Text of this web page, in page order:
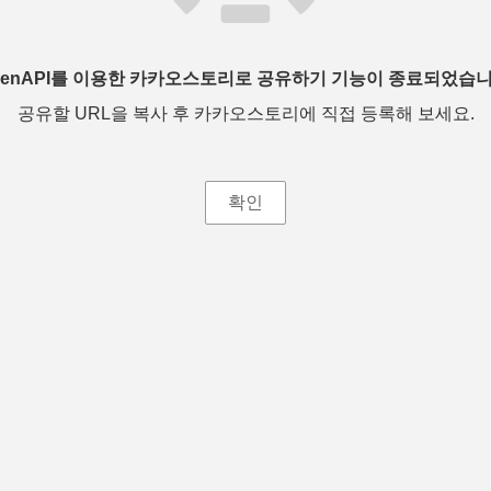
를 이용한 카카오스토리로 공유하기 기능이 종료되었습
공유할 URL을 복사 후 카카오스토리에 직접 등록해 보세요.
확인